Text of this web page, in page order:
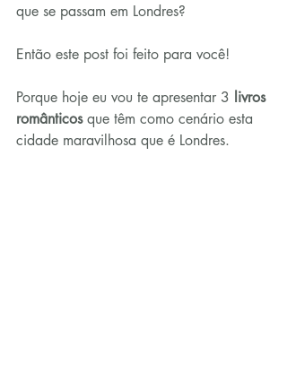
que se passam em Londres?
Então este post foi feito para você!
Porque hoje eu vou te apresentar 3 livros
românticos que têm como cenário esta
cidade maravilhosa que é Londres.